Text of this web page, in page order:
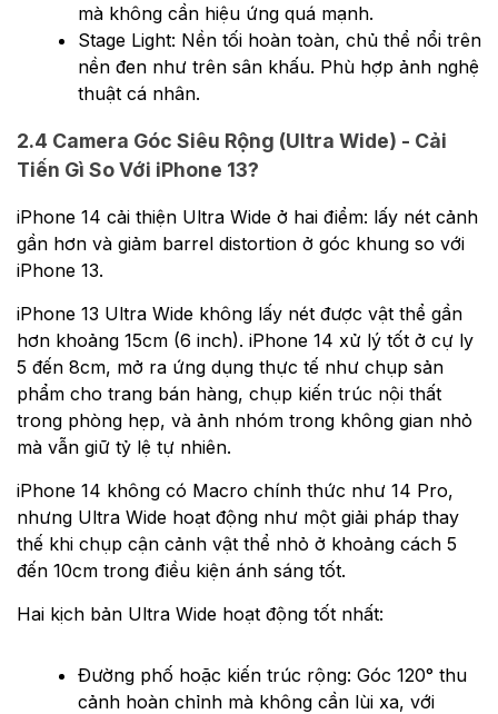
mà không cần hiệu ứng quá mạnh.
Stage Light: Nền tối hoàn toàn, chủ thể nổi trên
nền đen như trên sân khấu. Phù hợp ảnh nghệ
thuật cá nhân.
2.4 Camera Góc Siêu Rộng (Ultra Wide) - Cải
Tiến Gì So Với iPhone 13?
iPhone 14 cải thiện Ultra Wide ở hai điểm: lấy nét cảnh
gần hơn và giảm barrel distortion ở góc khung so với
iPhone 13.
iPhone 13 Ultra Wide không lấy nét được vật thể gần
hơn khoảng 15cm (6 inch). iPhone 14 xử lý tốt ở cự ly
5 đến 8cm, mở ra ứng dụng thực tế như chụp sản
phẩm cho trang bán hàng, chụp kiến trúc nội thất
trong phòng hẹp, và ảnh nhóm trong không gian nhỏ
mà vẫn giữ tỷ lệ tự nhiên.
iPhone 14 không có Macro chính thức như 14 Pro,
nhưng Ultra Wide hoạt động như một giải pháp thay
thế khi chụp cận cảnh vật thể nhỏ ở khoảng cách 5
đến 10cm trong điều kiện ánh sáng tốt.
Hai kịch bản Ultra Wide hoạt động tốt nhất:
Đường phố hoặc kiến trúc rộng: Góc 120° thu
cảnh hoàn chỉnh mà không cần lùi xa, với